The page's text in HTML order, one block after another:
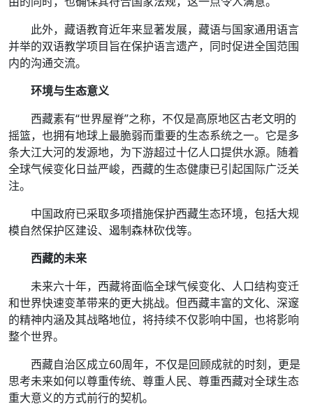
此外，藏语教育近年来显著发展，藏语与国家通用语言
并举的双语教学项目旨在保护语言遗产，同时促进全国范围
内的沟通交流。
环境与生态意义
西藏素有“世界屋脊”之称，不仅是高原地区古老文明的
摇篮，也拥有地球上最脆弱而重要的生态系统之一。它是多
条大江大河的发源地，为下游超过十亿人口提供水源。随着
全球气候变化日益严峻，西藏的生态健康已引起国际广泛关
注。
中国政府已采取多项措施保护西藏生态环境，包括大规
模自然保护区建设、遏制森林砍伐等。
西藏的未来
未来六十年，西藏将面临全球气候变化、人口结构变迁
和世界快速变革带来的更大挑战。但西藏丰富的文化、深邃
的精神内涵及其战略地位，将持续不仅影响中国，也将影响
整个世界。
西藏自治区成立60周年，不仅是回顾成就的时刻，更是
思考未来如何以尊重传统、尊重人民、尊重西藏对全球生态
重大意义的方式前行的契机。